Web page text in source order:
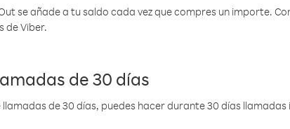
se añade a tu saldo cada vez que compres un importe.
de Viber.
de 30 días
llamadas de 30 días, puedes hacer durante 30 días